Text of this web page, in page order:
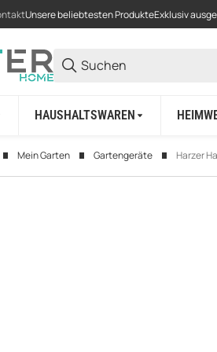
Unsere beliebtesten ProdukteExklusiv
HAUSHALTSWAREN
Mein Garten Gartengeräte Harzer